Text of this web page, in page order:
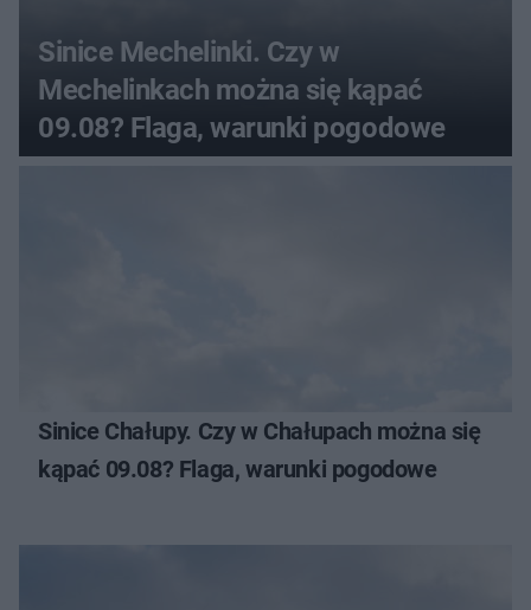
Sinice Mechelinki. Czy w
Mechelinkach można się kąpać
09.08? Flaga, warunki pogodowe
Sinice Chałupy. Czy w Chałupach można się
kąpać 09.08? Flaga, warunki pogodowe